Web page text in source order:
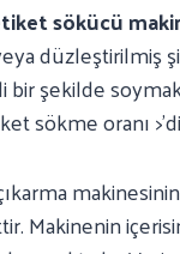
sökücü
düzleştirilmiş
şekilde
sökme oranı
Makinenin